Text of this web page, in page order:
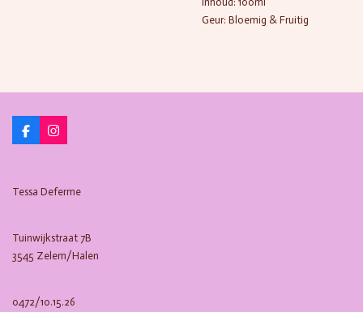
Geur: Bloemig & Fruitig
F
a
o
I
n
g
m
Tessa Deferme
Tuinwijkstraat 7B
3545 Zelem/Halen
0472/10.15.26